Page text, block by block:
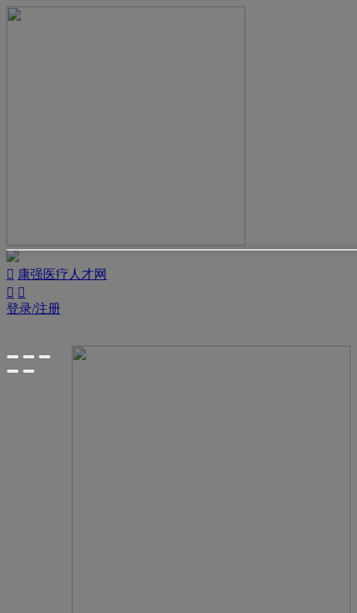
 康强医疗人才网
 
登录/注册